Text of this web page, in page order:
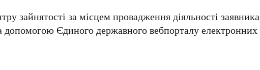
зайнятості за місцем провадження діяльності заявника
допомогою Єдиного державного вебпорталу електронних